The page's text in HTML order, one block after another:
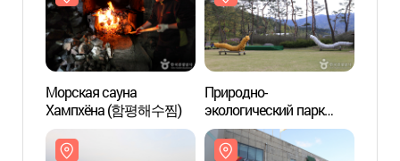
Морская сауна
Хампхёна (함평해수찜)
Природно-
экологический парк
Хампхён (함평
자연생태공원)